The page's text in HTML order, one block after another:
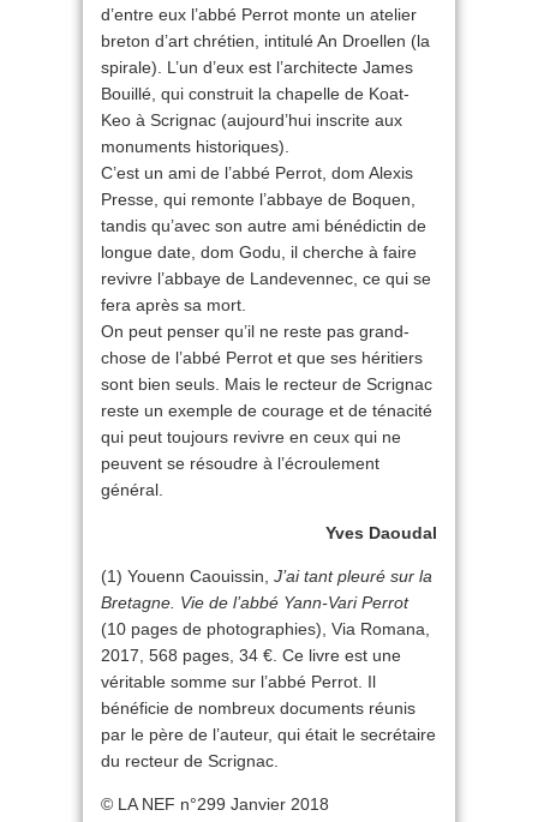
d’entre eux l’abbé Perrot monte un atelier
breton d’art chrétien, intitulé An Droellen (la
spirale). L’un d’eux est l’architecte James
Bouillé, qui construit la chapelle de Koat-
Keo à Scrignac (aujourd’hui inscrite aux
monuments historiques).
C’est un ami de l’abbé Perrot, dom Alexis
Presse, qui remonte l’abbaye de Boquen,
tandis qu’avec son autre ami bénédictin de
longue date, dom Godu, il cherche à faire
revivre l’abbaye de Landevennec, ce qui se
fera après sa mort.
On peut penser qu’il ne reste pas grand-
chose de l’abbé Perrot et que ses héritiers
sont bien seuls. Mais le recteur de Scrignac
reste un exemple de courage et de ténacité
qui peut toujours revivre en ceux qui ne
peuvent se résoudre à l’écroulement
général.
Yves Daoudal
(1) Youenn Caouissin, J’ai tant pleuré sur la
Bretagne. Vie de l’abbé Yann-Vari Perrot
(10 pages de photographies), Via Romana,
2017, 568 pages, 34 €. Ce livre est une
véritable somme sur l’abbé Perrot. Il
bénéficie de nombreux documents réunis
par le père de l’auteur, qui était le secrétaire
du recteur de Scrignac.
© LA NEF n°299 Janvier 2018